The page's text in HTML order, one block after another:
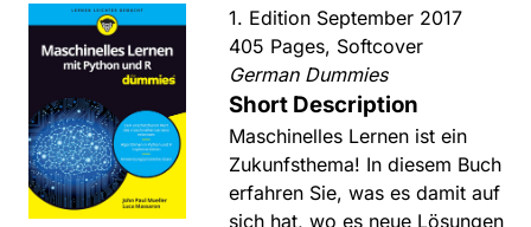
1. Edition September 2017
405 Pages, Softcover
German Dummies
Short Description
Maschinelles Lernen ist ein
Zukunfsthema! In diesem Buch
erfahren Sie, was es damit auf
sich hat, wo es neue Lösungen